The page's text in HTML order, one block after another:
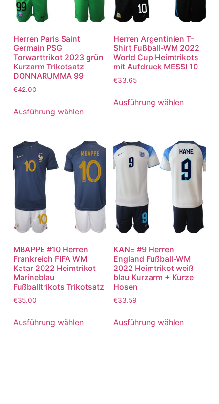
Herren Paris Saint
Germain PSG
Torwarttrikot 2023 grün
Kurzarm Trikotsatz
DONNARUMMA 99
€42.00
Ausführung wählen
Herren Argentinien T-
Shirt Fußball-WM 2022
World Cup Heimtrikots
mit Aufdruck MESSI 10
€33.65
Ausführung wählen
MBAPPE #10 Herren
Frankreich FIFA WM
Katar 2022 Heimtrikot
Marineblau
Fußballtrikots Trikotsatz
€35.00
Ausführung wählen
KANE #9 Herren
England Fußball-WM
2022 Heimtrikot weiß
blau Kurzarm + Kurze
Hosen
€33.59
Ausführung wählen